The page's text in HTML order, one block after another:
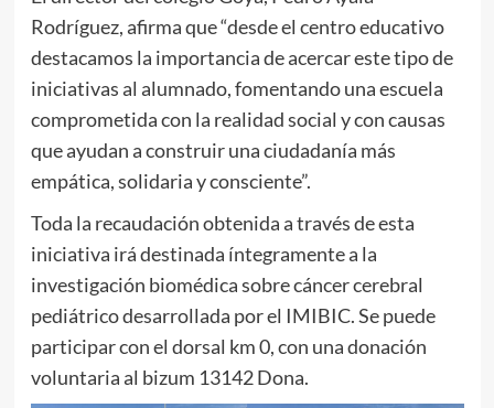
Rodríguez, afirma que “desde el centro educativo
destacamos la importancia de acercar este tipo de
iniciativas al alumnado, fomentando una escuela
comprometida con la realidad social y con causas
que ayudan a construir una ciudadanía más
empática, solidaria y consciente”.
Toda la recaudación obtenida a través de esta
iniciativa irá destinada íntegramente a la
investigación biomédica sobre cáncer cerebral
pediátrico desarrollada por el IMIBIC. Se puede
participar con el dorsal km 0, con una donación
voluntaria al bizum 13142 Dona.